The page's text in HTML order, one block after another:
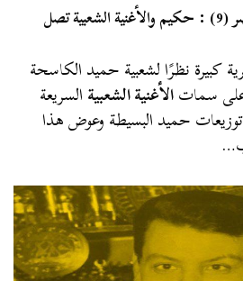
ملف الأغنية الشعبية في مصر (9) : حكيم والأغنية الشعبية تصل
نظرًا لشعبية حميد الكاسحة
سماتالأغنية الشعبيةالسريعة
حميد البسيطة وعوض هذا